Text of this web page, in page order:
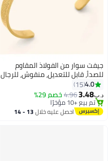
جيفت سوار من الفولاذ المقاوم
للصدأ، قابل للتعديل، منقوش، للرجال
والنساء، مطلي بالذهب.
4.0
15
د.ب‏3.48
4.96خصم 29%
تم بيع +10 مؤخرًا
تم بيع +10 مؤخرًااحصل عليه خلال 13 - 14